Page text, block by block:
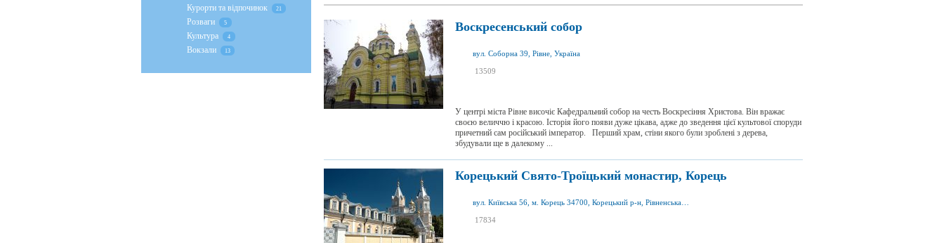
Воскресенський собор
вул. Соборна 39, Рівне, Україна
13509
У центрі міста Рівне височіє Кафедральний собор на честь Воскресіння Христова. Він вражає
своєю величчю і красою. Історія його появи дуже цікава, адже до зведення цієї культової споруди
причетний сам російський імператор. Перший храм, стіни якого були зроблені з дерева,
збудували ще в далекому ...
Корецький Свято-Троїцький монастир, Корець
17834
Курорти та відпочинок 21
Розваги 5
Культура 4
Вокзали 13